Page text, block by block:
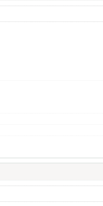
検討可能です（条件あり）。
触れてみませんか？
ださい！
う日本のサービスを提供してい